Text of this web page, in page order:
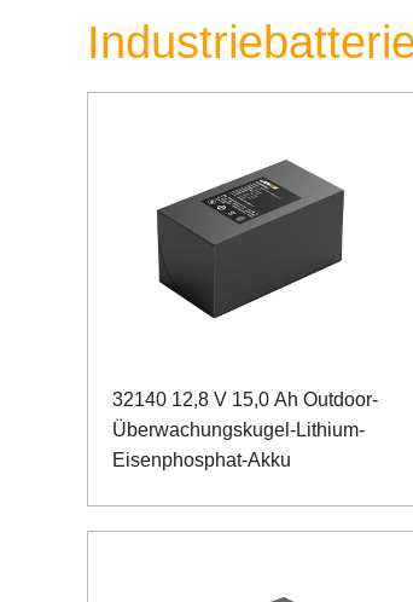
32140 12,8 V 15,0 Ah Outdoor-
Überwachungskugel-Lithium-
Eisenphosphat-Akku